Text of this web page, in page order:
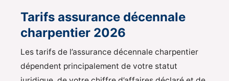
Tarifs assurance décennale
charpentier 2026
Les tarifs de l’assurance décennale charpentier
dépendent principalement de votre statut